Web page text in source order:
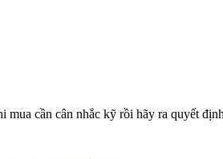
cần cân nhắc kỹ rồi hãy ra quyết